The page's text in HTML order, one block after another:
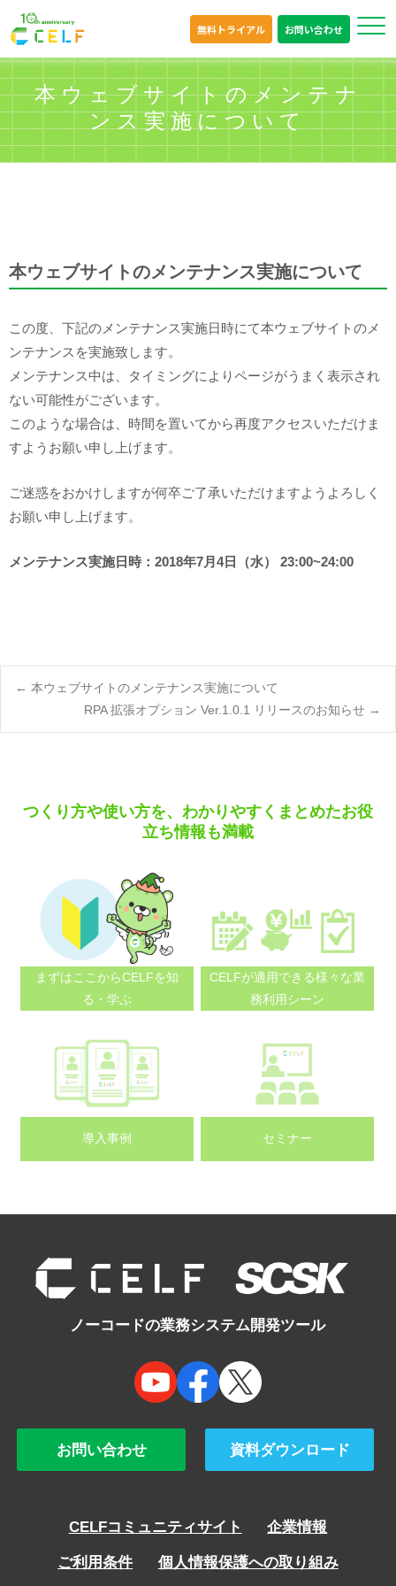
無料トライアル お問い合わせ
本ウェブサイトのメンテナ
ンス実施について
本ウェブサイトのメンテナンス実施について
この度、下記のメンテナンス実施日時にて本ウェブサイトのメ
ンテナンスを実施致します。
メンテナンス中は、タイミングによりページがうまく表示され
ない可能性がございます。
このような場合は、時間を置いてから再度アクセスいただけま
すようお願い申し上げます。
ご迷惑をおかけしますが何卒ご了承いただけますようよろしく
お願い申し上げます。
メンテナンス実施日時：2018年7月4日（水） 23:00~24:00
Post
← 本ウェブサイトのメンテナンス実施について
RPA 拡張オプション Ver.1.0.1 リリースのお知らせ →
つくり方や使い方を、わかりやすくまとめたお役
立ち情報も満載
まずはここからCELFを知
る・学ぶ
CELFが適用できる様々な業
務利用シーン
導入事例 セミナー
ノーコードの業務システム開発ツール
お問い合わせ 資料ダウンロード
CELFコミュニティサイト 企業情報
ご利用条件 個人情報保護への取り組み